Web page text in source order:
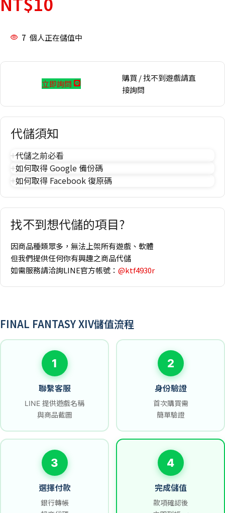
7 個人正在儲值中
立即詢問
購買 / 找不到遊戲請直
接詢問
代儲須知
代儲之前必看
如何取得 Google 備份碼
如何取得 Facebook 復原碼
找不到想代儲的項目?
因商品種類眾多，無法上架所有遊戲、軟體
但我們提供任何你有興趣之商品代儲
如需服務請洽詢LINE官方帳號： @ktf4930r
FINAL FANTASY XIV儲值流程
1
聯繫客服
LINE 提供遊戲名稱
與商品截圖
2
身份驗證
首次購買需
簡單驗證
3
選擇付款
銀行轉帳
4
完成儲值
款項確認後